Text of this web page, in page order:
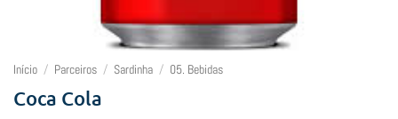
Início / Parceiros / Sardinha / 05. Bebidas
Coca Cola